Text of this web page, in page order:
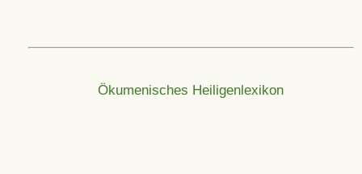
Ökumenisches Heiligenlexikon